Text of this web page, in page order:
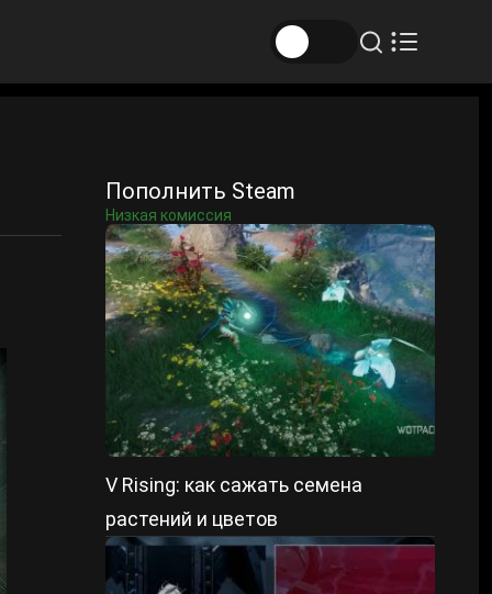
Пополнить Steam
Низкая комиссия
V Rising: как сажать семена
растений и цветов